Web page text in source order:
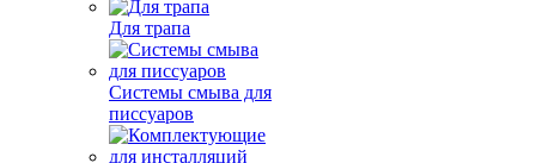
Для трапа
Системы смыва для
писсуаров